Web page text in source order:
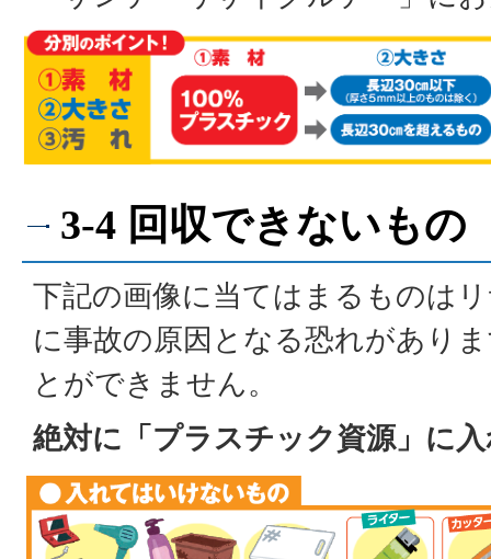
3-4 回収できないもの
下記の画像に当てはまるものは
に事故の原因となる恐れがあり
とができません。
絶対に「プラスチック資源」に